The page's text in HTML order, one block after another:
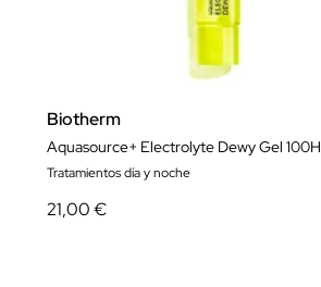
Biotherm
Aquasource+ Electrolyte Dewy Gel 100H
Tratamientos día y noche
21,00 €